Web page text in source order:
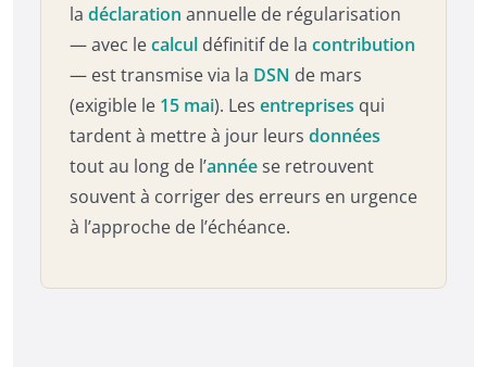
la déclaration annuelle de régularisation
— avec lecalcul définitif de la contribution
— est transmise via la DSN de mars
(exigible le 15 mai). Les entreprises qui
tardent à mettre à jour leurs données
tout au long de l’annéese retrouvent
souvent à corriger des erreurs en urgence
à l’approche de l’échéance.